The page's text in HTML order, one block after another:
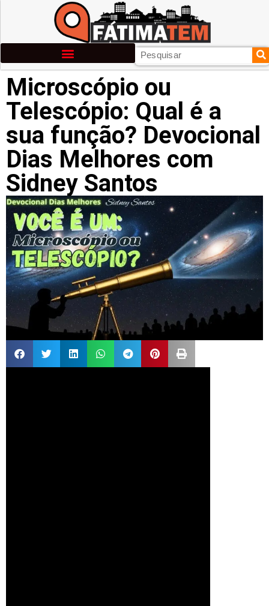
Microscópio ou
Telescópio: Qual é a
sua função? Devocional
Dias Melhores com
Sidney Santos